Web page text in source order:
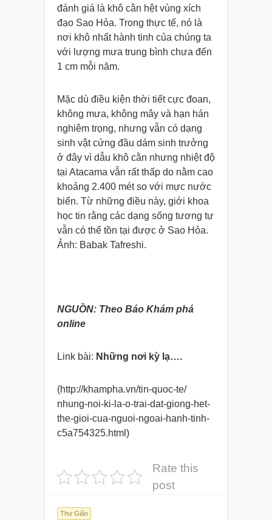
đánh giá là khô cằn hệt vùng xích
đạo Sao Hỏa. Trong thực tế, nó là
nơi khô nhất hành tinh của chúng ta
với lượng mưa trung bình chưa đến
1 cm mỗi năm.
Mặc dù điều kiện thời tiết cực đoan,
không mưa, không mây và hạn hán
nghiêm trọng, nhưng vẫn có dạng
sinh vật cứng đầu dám sinh trưởng
ở đây vì dẫu khô cằn nhưng nhiệt độ
tại Atacama vẫn rất thấp do nằm cao
khoảng 2.400 mét so với mực nước
biển. Từ những điều này, giới khoa
học tin rằng các dạng sống tương tự
vẫn có thể tồn tại được ở Sao Hỏa.
Ảnh: Babak Tafreshi.
NGUỒN: Theo Báo Khám phá
online
Link bài: Những nơi kỳ lạ….
(http://khampha.vn/tin-quoc-te/
nhung-noi-ki-la-o-trai-dat-giong-het-
the-gioi-cua-nguoi-ngoai-hanh-tinh-
c5a754325.html)
Rate this
post
Thư Giãn